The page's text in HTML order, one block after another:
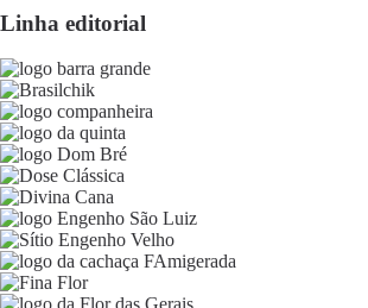
Linha editorial